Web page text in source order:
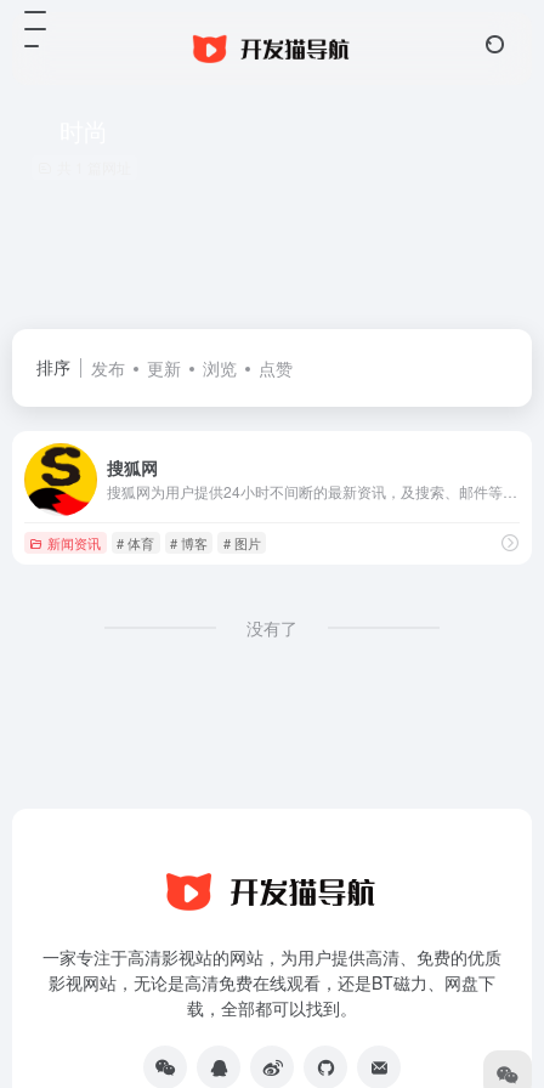
排序 发布 更新 浏览 点赞
搜狐网
新闻资讯 # 体育 # 博客 # 图片
没有了
一家专注于高清影视站的网站，为用户提供高清、免费的优质
影视网站，无论是高清免费在线观看，还是BT磁力、网盘下
载，全部都可以找到。